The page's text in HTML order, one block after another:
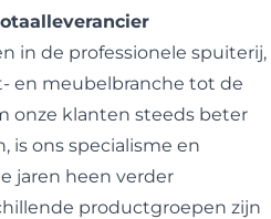
in de professionele spuiterij,
en meubelbranche tot de
onze klanten steeds beter
is ons specialisme en
jaren heen verder
productgroepen zijn